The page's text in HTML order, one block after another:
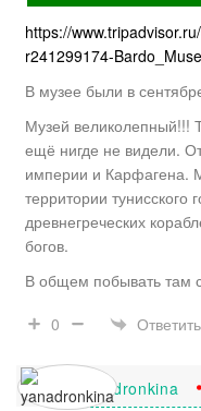
https://
r241299174-
В музее были в
Музей великолепный!!!
ещё нигде не видели.
империи и Карфагена.
территории тунисского
древнегреческих
богов.
В общем побывать там
0
Ответить
yanadronkina